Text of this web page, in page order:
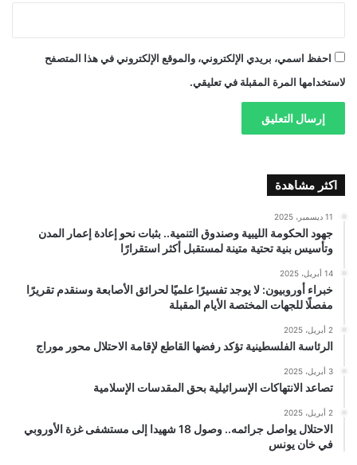
احفظ اسمي، بريدي الإلكتروني، والموقع الإلكتروني في هذا المتصفح
لاستخدامها المرة المقبلة في تعليقي.
اكثر مشاهدة
11 ديسمبر، 2025
جهود الحكومة الليبية وصندوق التنمية.. بثبات نحو إعادة إعمار المدن
وتأسيس بنية تحتية متينة لمستقبل أكثر استقرارًا
14 أبريل، 2025
خبراء أوروبيون: لا يوجد تفسيرًا علميًا لحرائق الأصابعة وسنقدم تقريرًا
مفصلًا للجهات المختصة الأيام المقبلة
2 أبريل، 2025
الرئاسة الفلسطينية تؤكد رفضها القاطع لإقامة الاحتلال محور موراج
3 أبريل، 2025
تصاعد الانتهاكات الإسرائيلية بحق المقدسات الإسلامية
2 أبريل، 2025
الاحتلال يواصل جرائمه.. وصول 18 شهيدا إلى مستشفى غزة الأوروبي
في خان يونس